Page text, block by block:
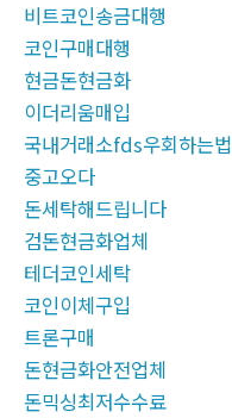
비트코인송금대행
코인구매대행
현금돈현금화
이더리움매입
국내거래소fds우회하는법
중고오다
돈세탁해드립니다
검돈현금화업체
테더코인세탁
코인이체구입
트론구매
돈현금화안전업체
돈믹싱최저수수료